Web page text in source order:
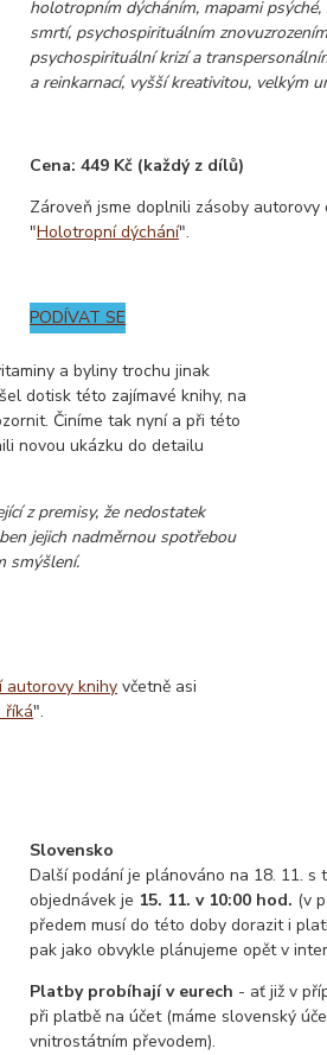
holotropním dýcháním, mapami psýché,
smrtí, psychospirituálním
psychospirituální krizí a
a reinkarnací, vyšší kreativitou, velkým
Cena: 449 Kč (každý z dílů)
Zároveň jsme doplnili zásoby autorovy
"Holotropní dýchání".
PODÍVAT SE
a byliny trochu jinak
dotisk této zajímavé knihy, na
Činíme tak nyní a při této
novou ukázku do detailu
z premisy, že nedostatek
jejich nadměrnou spotřebou
smýšlení.
autorovy knihy včetně asi
říká".
Slovensko
Další podání je plánováno na 18. 11. s
objednávek je 15. 11. v 10:00 hod. (v
předem musí do této doby dorazit i
pak jako obvykle plánujeme opět v
Platby probíhají v eurech - ať již v
při platbě na účet (máme slovenský
vnitrostátním převodem).